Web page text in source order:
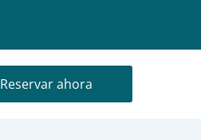
Reservar ahora